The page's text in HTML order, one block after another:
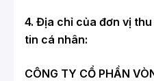
4. Địa chỉ của đơn vị
tin cá nhân:
CÔNG TY CỔ PHẦN